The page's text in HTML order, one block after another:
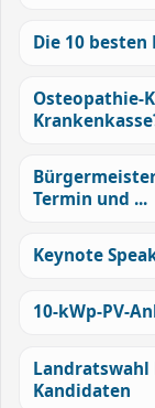
Die 10 besten
Osteopathie-
Termin und ...
Keynote
10-kWp-PV-
Landratswahl
Kandidaten